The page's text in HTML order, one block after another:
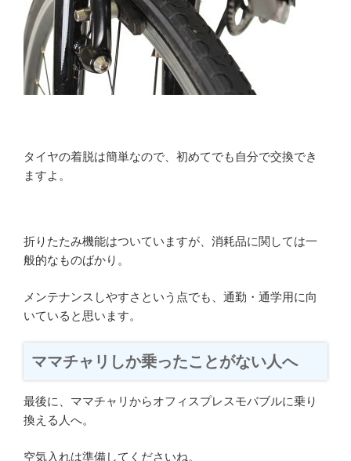
タイヤの着脱は簡単なので、初めてでも自分で交換でき
ますよ。
折りたたみ機能はついていますが、消耗品に関しては一
般的なものばかり。
メンテナンスしやすさという点でも、通勤・通学用に向
いていると思います。
ママチャリしか乗ったことがない人へ
最後に、ママチャリからオフィスプレスモバブルに乗り
換える人へ。
空気入れは準備してくださいね。